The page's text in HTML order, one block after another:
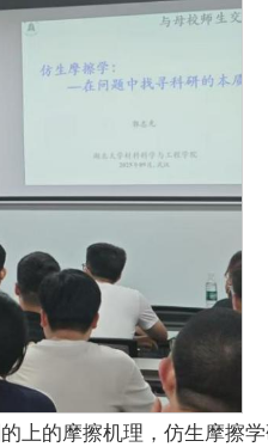
上的摩擦机理，仿生摩擦